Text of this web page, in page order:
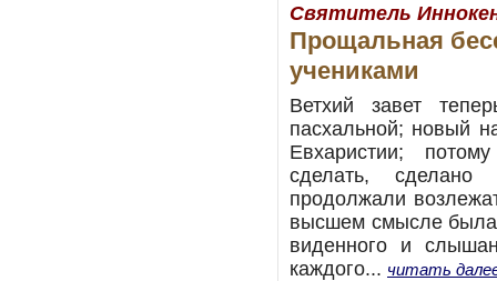
Святитель
Прощальная
учениками
Ветхий завет
пасхальной; новый
Евхаристии;
сделать,
продолжали
высшем смысле была
виденного и
каждого... читать